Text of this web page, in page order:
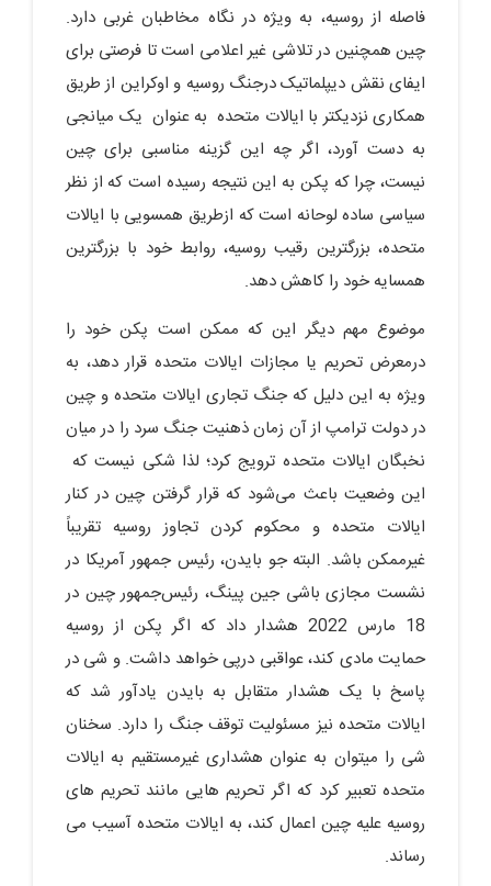
فاصله از روسیه، به ویژه در نگاه مخاطبان غربی دارد.
چین همچنین در تلاشی غیر اعلامی است تا فرصتی برای
ایفای نقش دیپلماتیک درجنگ روسیه و اوکراین از طریق
همکاری نزدیکتر با ایالات متحده به عنوان یک میانجی
به دست آورد، اگر چه این گزینه مناسبی برای چین
نیست، چرا که پکن به این نتیجه رسیده است که از نظر
سیاسی ساده لوحانه است که ازطریق همسویی با ایالات
متحده، بزرگترین رقیب روسیه، روابط خود با بزرگترین
همسایه خود را کاهش دهد.
موضوع مهم دیگر این که ممکن است پکن خود را
درمعرض تحریم یا مجازات ایالات متحده قرار دهد، به
ویژه به این دلیل که جنگ تجاری ایالات متحده و چین
در دولت ترامپ از آن زمان ذهنیت جنگ سرد را در میان
نخبگان ایالات متحده ترویج کرد؛ لذا شکی نیست که
این وضعیت باعث می‌شود که قرار گرفتن چین در کنار
ایالات متحده و محکوم کردن تجاوز روسیه تقریباً
غیرممکن باشد. البته جو بایدن، رئیس ‌جمهور آمریکا در
نشست مجازی باشی جین ‌پینگ، رئیس‌جمهور چین در
18 مارس 2022 هشدار داد که اگر پکن از روسیه
حمایت مادی کند، عواقبی درپی خواهد داشت. و شی در
پاسخ با یک هشدار متقابل به بایدن یادآور شد که
ایالات متحده نیز مسئولیت توقف جنگ را دارد. سخنان
شی را میتوان به عنوان هشداری غیرمستقیم به ایالات
متحده تعبیر کرد که اگر تحریم هایی مانند تحریم های
روسیه علیه چین اعمال کند، به ایالات متحده آسیب می
رساند.